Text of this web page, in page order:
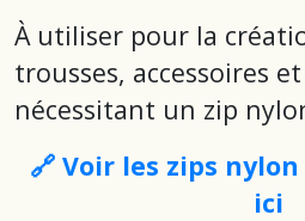
À utiliser pour la
trousses, accessoires
nécessitant un zip
🔗 Voir les zips
ici